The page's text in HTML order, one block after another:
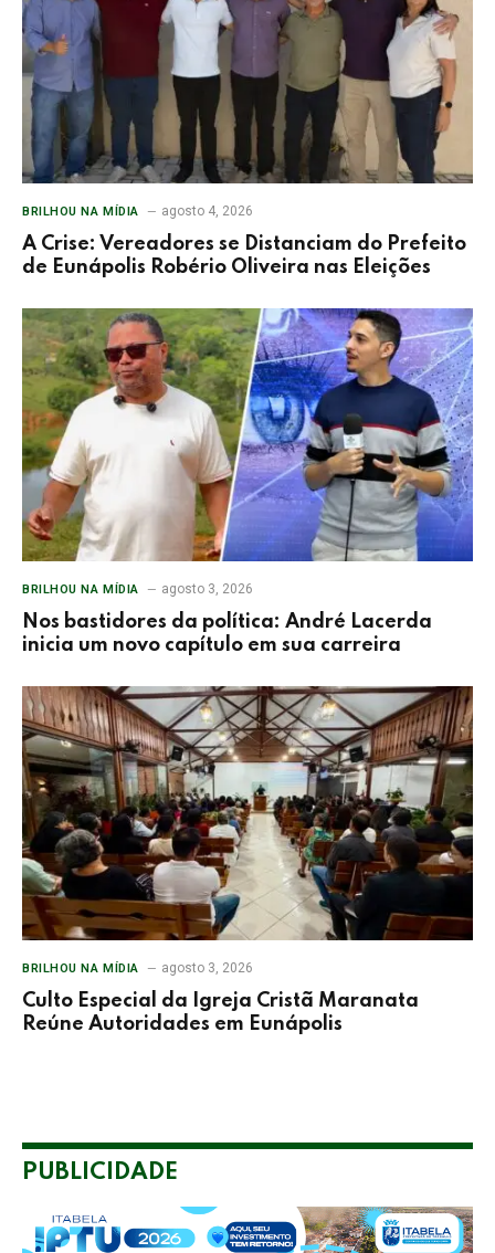
BRILHOU NA MÍDIA agosto 4, 2026
A Crise: Vereadores se Distanciam do Prefeito
de Eunápolis Robério Oliveira nas Eleições
BRILHOU NA MÍDIA agosto 3, 2026
Nos bastidores da política: André Lacerda
inicia um novo capítulo em sua carreira
BRILHOU NA MÍDIA agosto 3, 2026
Culto Especial da Igreja Cristã Maranata
Reúne Autoridades em Eunápolis
PUBLICIDADE